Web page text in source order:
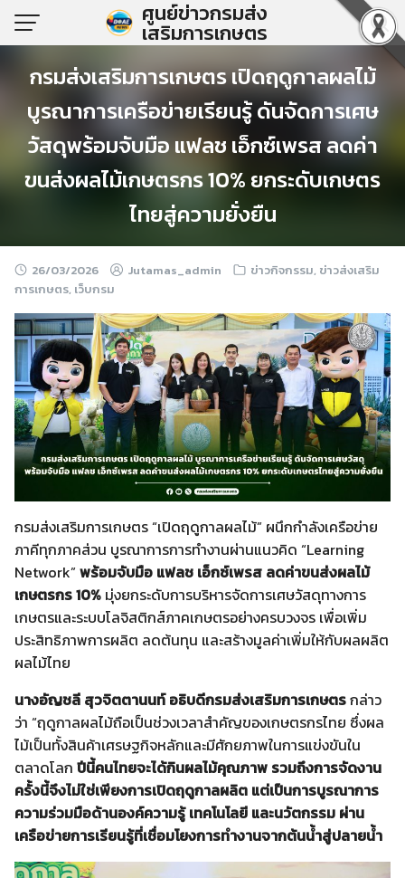
Skip
ศูนย์ข่าวกรมส่ง
เสริมการเกษตร
กรมส่งเสริมการเกษตร เปิดฤดูกาลผลไม้
บูรณาการเครือข่ายเรียนรู้ ดันจัดการเศษ
วัสดุพร้อมจับมือ แฟลช เอ็กซ์เพรส ลดค่า
ขนส่งผลไม้เกษตรกร 10% ยกระดับเกษตร
ไทยสู่ความยั่งยืน
26/03/2026 Jutamas_admin ข่าวกิจกรรม, ข่าวส่งเสริม
การเกษตร, เว็บกรม
กรมส่งเสริมการเกษตร “เปิดฤดูกาลผลไม้” ผนึกกำลังเครือข่าย
ภาคีทุกภาคส่วน บูรณาการการทำงานผ่านแนวคิด “Learning
Network”พร้อมจับมือ แฟลช เอ็กซ์เพรส ลดค่าขนส่งผลไม้
เกษตรกร 10% มุ่งยกระดับการบริหารจัดการเศษวัสดุทางการ
เกษตรและระบบโลจิสติกส์ภาคเกษตรอย่างครบวงจร เพื่อเพิ่ม
ประสิทธิภาพการผลิต ลดต้นทุน และสร้างมูลค่าเพิ่มให้กับผลผลิต
ผลไม้ไทย
นางอัญชลี สุวจิตตานนท์ อธิบดีกรมส่งเสริมการเกษตรกล่าว
ว่า “ฤดูกาลผลไม้ถือเป็นช่วงเวลาสำคัญของเกษตรกรไทย ซึ่งผล
ไม้เป็นทั้งสินค้าเศรษฐกิจหลักและมีศักยภาพในการแข่งขันใน
ตลาดโลก ปีนี้คนไทยจะได้กินผลไม้คุณภาพ รวมถึงการจัดงาน
ครั้งนี้จึงไม่ใช่เพียงการเปิดฤดูกาลผลิต แต่เป็นการบูรณาการ
ความร่วมมือด้านองค์ความรู้ เทคโนโลยี และนวัตกรรม ผ่าน
เครือข่ายการเรียนรู้ที่เชื่อมโยงการทำงานจากต้นน้ำสู่ปลายน้ำ